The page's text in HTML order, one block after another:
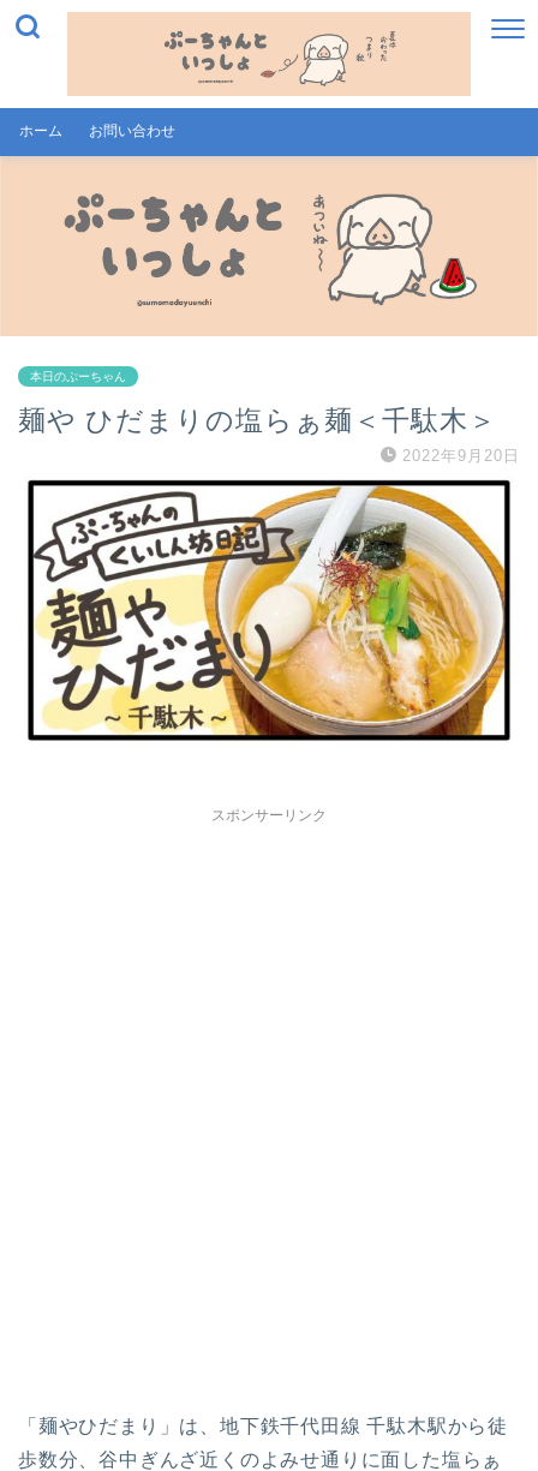
ホーム お問い合わせ
本日のぷーちゃん
麺や ひだまりの塩らぁ麺＜千駄木＞
2022年9月20日
スポンサーリンク
「麺やひだまり」は、地下鉄千代田線 千駄木駅から徒
歩数分、谷中ぎんざ近くのよみせ通りに面した塩らぁ